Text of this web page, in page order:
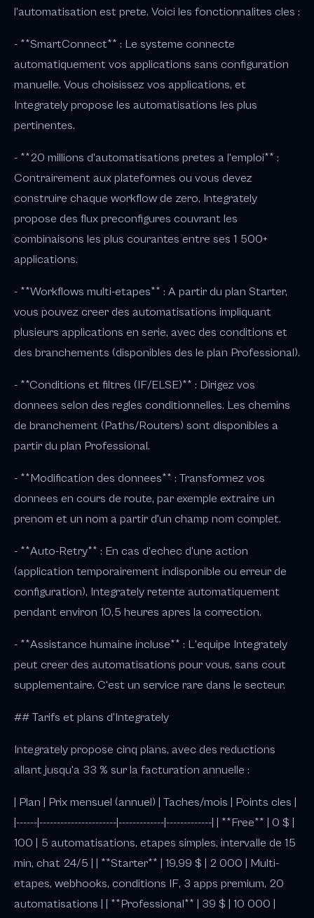
l'automatisation est prete. Voici les fonctionnalites cles :
- **SmartConnect** : Le systeme connecte
automatiquement vos applications sans configuration
manuelle. Vous choisissez vos applications, et
Integrately propose les automatisations les plus
pertinentes.
- **20 millions d'automatisations pretes a l'emploi** :
Contrairement aux plateformes ou vous devez
construire chaque workflow de zero, Integrately
propose des flux preconfigures couvrant les
combinaisons les plus courantes entre ses 1 500+
applications.
- **Workflows multi-etapes** : A partir du plan Starter,
vous pouvez creer des automatisations impliquant
plusieurs applications en serie, avec des conditions et
des branchements (disponibles des le plan Professional).
- **Conditions et filtres (IF/ELSE)** : Dirigez vos
donnees selon des regles conditionnelles. Les chemins
de branchement (Paths/Routers) sont disponibles a
partir du plan Professional.
- **Modification des donnees** : Transformez vos
donnees en cours de route, par exemple extraire un
prenom et un nom a partir d'un champ nom complet.
- **Auto-Retry** : En cas d'echec d'une action
(application temporairement indisponible ou erreur de
configuration), Integrately retente automatiquement
pendant environ 10,5 heures apres la correction.
- **Assistance humaine incluse** : L'equipe Integrately
peut creer des automatisations pour vous, sans cout
supplementaire. C'est un service rare dans le secteur.
## Tarifs et plans d'Integrately
Integrately propose cinq plans, avec des reductions
allant jusqu'a 33 % sur la facturation annuelle :
| Plan | Prix mensuel (annuel) | Taches/mois | Points cles |
|------|----------------------|-------------|-------------| | **Free** | 0 $ |
100 | 5 automatisations, etapes simples, intervalle de 15
min, chat 24/5 | | **Starter** | 19,99 $ | 2 000 | Multi-
etapes, webhooks, conditions IF, 3 apps premium, 20
automatisations | | **Professional** | 39 $ | 10 000 |